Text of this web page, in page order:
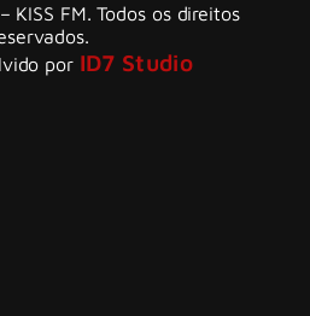
FM. Todos os direitos
por ID7 Studio